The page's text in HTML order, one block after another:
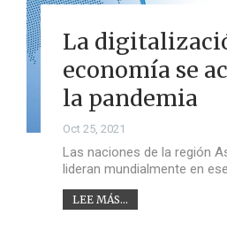
La
economía se
la pandemia
Oct 25, 2021
Las naciones de la región
lideran mundialmente en
LEE MÁS...